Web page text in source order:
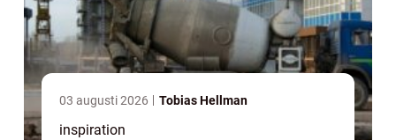
03 augusti 2026 Tobias Hellman
inspiration